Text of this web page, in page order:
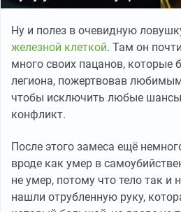
Ну и полез в очевидную
железной клеткой. Там он
много своих пацанов, которые
легиона, пожертвовав
чтобы исключить любые
конфликт.
После этого замеса ещё
вроде как умер в
не умер, потому что тело так и
нашли отрубленную руку,